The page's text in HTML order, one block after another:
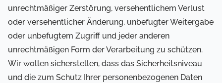
unrechtmäßiger Zerstörung, versehentlichem Verlust
oder versehentlicher Änderung, unbefugter Weitergabe
oder unbefugtem Zugriff und jeder anderen
unrechtmäßigen Form der Verarbeitung zu schützen.
Wir wollen sicherstellen, dass das Sicherheitsniveau
und die zum Schutz Ihrer personenbezogenen Daten